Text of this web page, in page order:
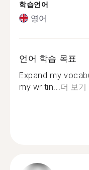
학습언어
영어
언어 학습 목표
Expand my
my writin... 더 보기